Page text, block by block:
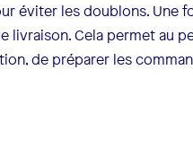
éviter les doublons. Une
livraison. Cela permet au
de préparer les